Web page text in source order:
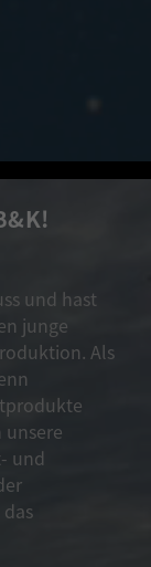
und hast
junge
Als
unsere
und